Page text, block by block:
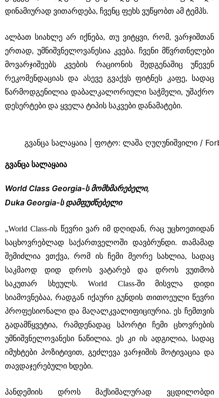
დინამიურად ვითარდება, ჩვენც ფეხს ვუწყობთ ამ ტემპს.
ალბათ სიახლე არ იქნება, თუ ვიტყვი, რომ, ვარჯიშთან
ერთად, უმნიშვნელოვანესია კვება. ჩვენი მწვრთნელები
მოვარჯიშეებს კვების რაციონის შედგენაშიც უწევენ
რეკომენდაციას და ასევე გვაქვს ფიტნეს კაფე, სადაც
წარმოდგენილია დაბალკალორიული საჭმელი, უშაქრო
დესერტები და ყველა ტიპის საკვები დანამატები.
გვანცა სალაყაია | ფოტო: ლაშა ღუღუნიშვილი /
გვანცა სალაყაია
World Class Georgia-ს მომხმარებელი,
Duka Georgia-ს დამფუძნებელი
„World Class-ის წევრი ვარ იმ დღიდან, რაც უცხოეთიდან
საცხოვრებლად საქართველოში დავბრუნდი. თამამად
შემიძლია ვთქვა, რომ ის ჩემი მეორე სახლია, სადაც
საკმაოდ დიდ დროს ვატარებ და დროს ვუთმობ
საკუთარ სხეულს. World Class-ში მისვლა დიდი
სიამოვნებაა, რადგან იქაური გუნდის თითოეული წევრი
პროფესიონალი და მაღალკვალიფიციურია. ეს ჩემთვის
გადამწყვეტია, რამდენადაც სპორტი ჩემი ცხოვრების
უმნიშვნელოვანესი ნაწილია. ეს კი ის ადგილია, სადაც
იმუხტები პოზიტივით, გეძლევა ვარჯიშის მოტივაცია და
თავდაჯერებული ხდები.
პანდემიის დროს მაქსიმალურად ვცდილობდი